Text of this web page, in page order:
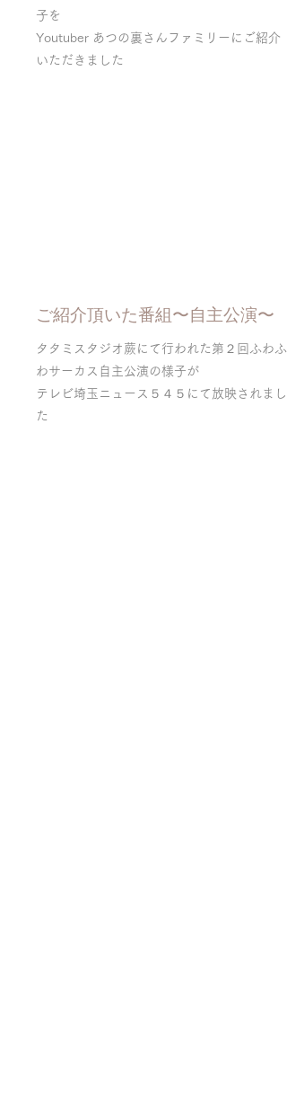
子を
Youtuber あつの裏さんファミリーにご紹介
いただきました
ご紹介頂いた番組〜自主公演〜
タタミスタジオ蕨にて行われた第２回ふわふ
わサーカス自主公演の様子が
テレビ埼玉ニュース５４５にて放映されまし
た